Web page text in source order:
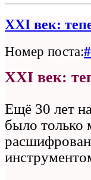
XXI век:
Номер поста:
XXI век:
Ещё 30 лет
было только